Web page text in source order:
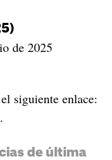
de 2025
siguiente enlace:
.
de última